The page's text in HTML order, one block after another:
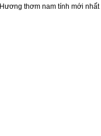
thơm nam tính mới